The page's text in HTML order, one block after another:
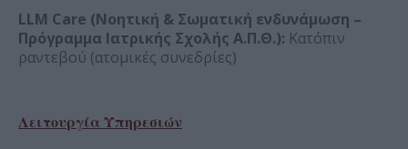
LLM Care (Νοητική & Σωματική ενδυνάμωση –
Πρόγραμμα Ιατρικής Σχολής Α.Π.Θ.): Κατόπιν
ραντεβού (ατομικές συνεδρίες)
Λειτουργία Υπηρεσιών